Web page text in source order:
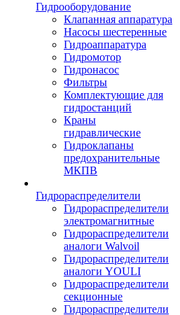
Гидрооборудование
Клапанная аппаратура
Насосы шестеренные
Гидроаппаратура
Гидромотор
Гидронасос
Фильтры
Комплектующие для
гидростанций
Краны
гидравлические
Гидроклапаны
предохранительные
МКПВ
Гидрораспределители
Гидрораспределители
электромагнитные
Гидрораспределители
аналоги Walvoil
Гидрораспределители
аналоги YOULI
Гидрораспределители
секционные
Гидрораспределители